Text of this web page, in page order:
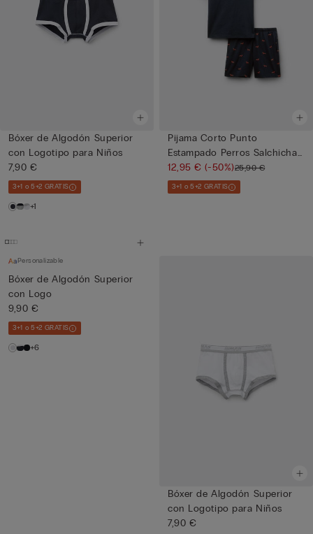
Bóxer de Algodón Superior
con Logotipo para Niños
7,90 €
3+1 o 5+2 GRATIS
+1
Pijama Corto Punto
Estampado Perros Salchicha
para...
12,95 €(-50%)25,90 €
3+1 o 5+2 GRATIS
Personalizable
Bóxer de Algodón Superior
con Logo
9,90 €
3+1 o 5+2 GRATIS
+6
Bóxer de Algodón Superior
con Logotipo para Niños
7,90 €